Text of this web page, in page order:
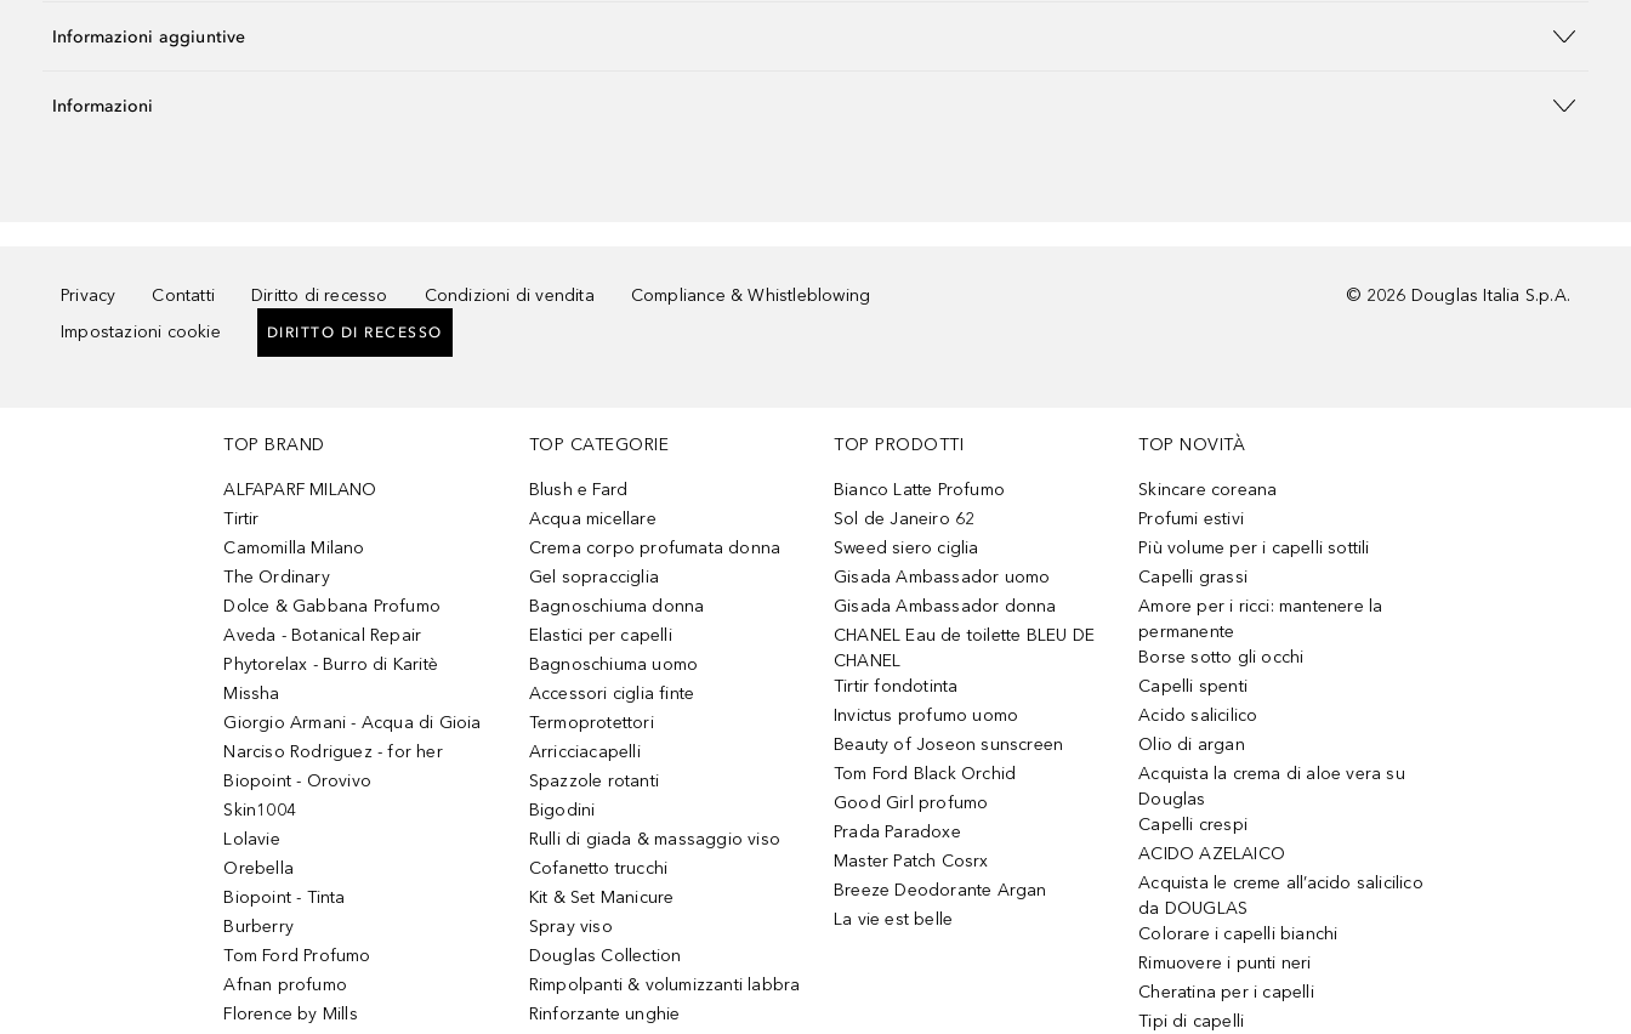
Informazioni aggiuntive
Informazioni
Privacy Contatti Diritto di recesso Condizioni di vendita
Compliance & Whistleblowing
Impostazioni cookie
DIRITTO DI RECESSO
© 2026 Douglas Italia S.p.A.
TOP BRAND
ALFAPARF MILANO
Tirtir
Camomilla Milano
The Ordinary
Dolce & Gabbana Profumo
Aveda - Botanical Repair
Phytorelax - Burro di Karitè
Missha
Giorgio Armani - Acqua di Gioia
Narciso Rodriguez - for her
Biopoint - Orovivo
Skin1004
Lolavie
Orebella
Biopoint - Tinta
Burberry
Tom Ford Profumo
Afnan profumo
Florence by Mills
TOP CATEGORIE
Blush e Fard
Acqua micellare
Crema corpo profumata donna
Gel sopracciglia
Bagnoschiuma donna
Elastici per capelli
Bagnoschiuma uomo
Accessori ciglia finte
Termoprotettori
Arricciacapelli
Spazzole rotanti
Bigodini
Rulli di giada & massaggio viso
Cofanetto trucchi
Kit & Set Manicure
Spray viso
Douglas Collection
Rimpolpanti & volumizzanti labbra
Rinforzante unghie
TOP PRODOTTI
Bianco Latte Profumo
Sol de Janeiro 62
Sweed siero ciglia
Gisada Ambassador uomo
Gisada Ambassador donna
CHANEL Eau de toilette BLEU DE
CHANEL
Tirtir fondotinta
Invictus profumo uomo
Beauty of Joseon sunscreen
Tom Ford Black Orchid
Good Girl profumo
Prada Paradoxe
Master Patch Cosrx
Breeze Deodorante Argan
La vie est belle
TOP NOVITÀ
Skincare coreana
Profumi estivi
Più volume per i capelli sottili
Capelli grassi
Amore per i ricci: mantenere la
permanente
Borse sotto gli occhi
Capelli spenti
Acido salicilico
Olio di argan
Acquista la crema di aloe vera su
Douglas
Capelli crespi
ACIDO AZELAICO
Acquista le creme all’acido salicilico
da DOUGLAS
Colorare i capelli bianchi
Rimuovere i punti neri
Cheratina per i capelli
Tipi di capelli